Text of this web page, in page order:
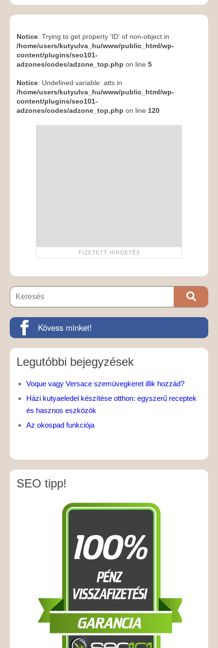
Notice: Trying to get property 'ID' of non-object in
/home/users/kutyulva_hu/www/public_html/wp-
content/plugins/seo101-
adzones/codes/adzone_top.php on line 5
Notice: Undefined variable: atts in
/home/users/kutyulva_hu/www/public_html/wp-
content/plugins/seo101-
adzones/codes/adzone_top.php on line 120
Kövess minket!
Legutóbbi bejegyzések
Voque vagy Versace szemüvegkeret illik hozzád?
Házi kutyaeledel készítése otthon: egyszerű receptek
és hasznos eszközök
Az okospad funkciója
SEO tipp!